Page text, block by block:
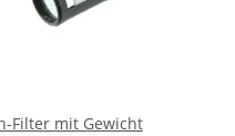
Filter mit Gewicht